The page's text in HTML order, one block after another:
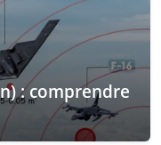
: comprendre